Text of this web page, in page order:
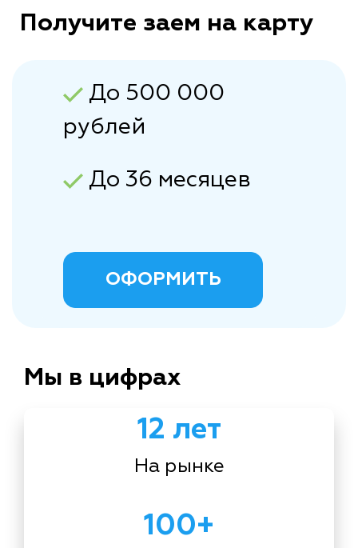
Получите заем на карту
До 500 000
рублей
До 36 месяцев
ОФОРМИТЬ
Мы в цифрах
12 лет
На рынке
100+